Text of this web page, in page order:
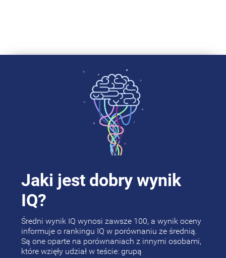
Jaki jest dobry wynik
IQ?
Średni wynik IQ wynosi zawsze 100, a wynik oceny
informuje o rankingu IQ w porównaniu ze średnią.
Są one oparte na porównaniach z innymi osobami,
które wzięły udział w teście: grupą